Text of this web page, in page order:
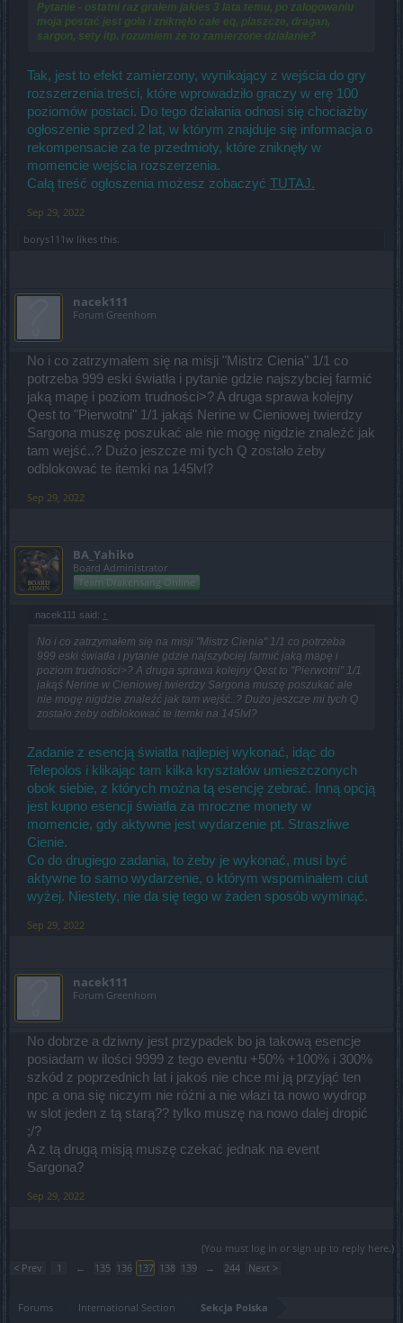
Pytanie - ostatni raz grałem jakies 3 lata temu, po zalogowaniu
moja postać jest goła i zniknęło całe eq, plaszcze, dragan,
sargon, sety itp. rozumiem że to zamierzone działanie?
Tak, jest to efekt zamierzony, wynikający z wejścia do gry
rozszerzenia treści, które wprowadziło graczy w erę 100
poziomów postaci. Do tego działania odnosi się chociażby
ogłoszenie sprzed 2 lat, w którym znajduje się informacja o
rekompensacie za te przedmioty, które zniknęły w
momencie wejścia rozszerzenia.
Całą treść ogłoszenia możesz zobaczyć TUTAJ .
Sep 29, 2022
borys111w likes this.
nacek111
Forum Greenhorn
No i co zatrzymałem się na misji "Mistrz Cienia" 1/1 co
potrzeba 999 eski światła i pytanie gdzie najszybciej farmić
jaką mapę i poziom trudności>? A druga sprawa kolejny
Qest to "Pierwotni" 1/1 jakąś Nerine w Cieniowej twierdzy
Sargona muszę poszukać ale nie mogę nigdzie znaleźć jak
tam wejść..? Dużo jeszcze mi tych Q zostało żeby
odblokować te itemki na 145lvl?
Sep 29, 2022
BA_Yahiko
Board Administrator
Team Drakensang Online
nacek111 said: ↑
No i co zatrzymałem się na misji "Mistrz Cienia" 1/1 co potrzeba
999 eski światła i pytanie gdzie najszybciej farmić jaką mapę i
poziom trudności>? A druga sprawa kolejny Qest to "Pierwotni" 1/1
jakąś Nerine w Cieniowej twierdzy Sargona muszę poszukać ale
nie mogę nigdzie znaleźć jak tam wejść..? Dużo jeszcze mi tych Q
zostało żeby odblokować te itemki na 145lvl?
Zadanie z esencją światła najlepiej wykonać, idąc do
Telepolos i klikając tam kilka kryształów umieszczonych
obok siebie, z których można tą esencję zebrać. Inną opcją
jest kupno esencji światła za mroczne monety w
momencie, gdy aktywne jest wydarzenie pt. Straszliwe
Cienie.
Co do drugiego zadania, to żeby je wykonać, musi być
aktywne to samo wydarzenie, o którym wspominałem ciut
wyżej. Niestety, nie da się tego w żaden sposób wyminąć.
Sep 29, 2022
nacek111
Forum Greenhorn
No dobrze a dziwny jest przypadek bo ja takową esencje
posiadam w ilości 9999 z tego eventu +50% +100% i 300%
szkód z poprzednich lat i jakoś nie chce mi ją przyjąć ten
npc a ona się niczym nie różni a nie włazi ta nowo wydrop
w slot jeden z tą starą?? tylko muszę na nowo dalej dropić
;/?
A z tą drugą misją muszę czekać jednak na event
Sargona?
Sep 29, 2022
(You must log in or sign up to reply here.)
< Prev
1 ← 135 136 137 138 139 → 244 Next >
Forums International Section Sekcja Polska